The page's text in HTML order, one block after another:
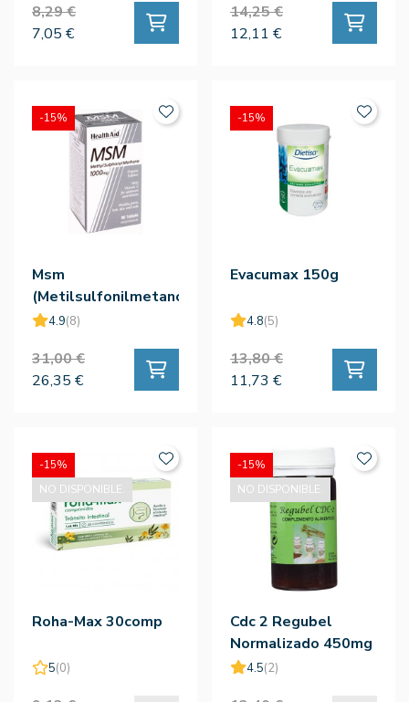
8,29 €
7,05 €
14,25 €
12,11 €
Msm
(Metilsulfonilmetano)
1000mg 90comp
4.9(8)
31,00 €
26,35 €
-15%
Evacumax 150g
4.8(5)
13,80 €
11,73 €
-15%
Roha-Max 30comp
5(0)
-15%
NO DISPONIBLE.
Cdc 2 Regubel
Normalizado 450mg
70comp
4.5(2)
-15%
NO DISPONIBLE.